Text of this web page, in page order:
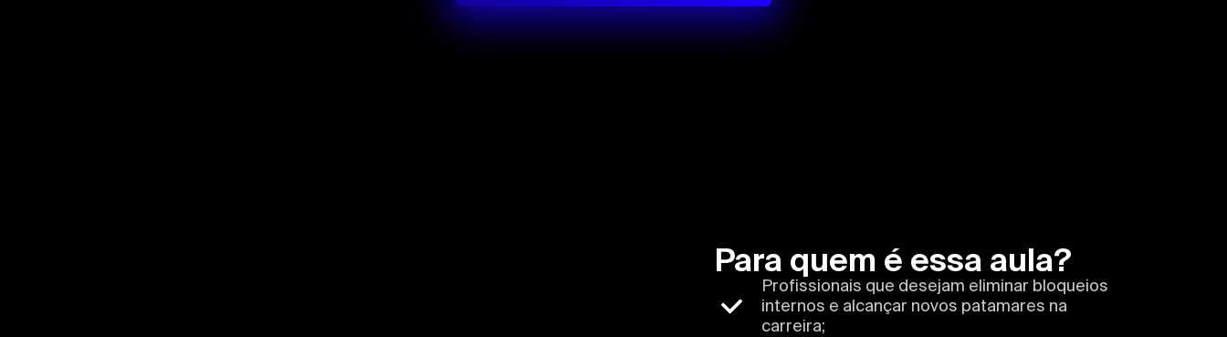
Para quem é essa aula?
Profissionais que desejam eliminar bloqueios
internos e alcançar novos patamares na
carreira;